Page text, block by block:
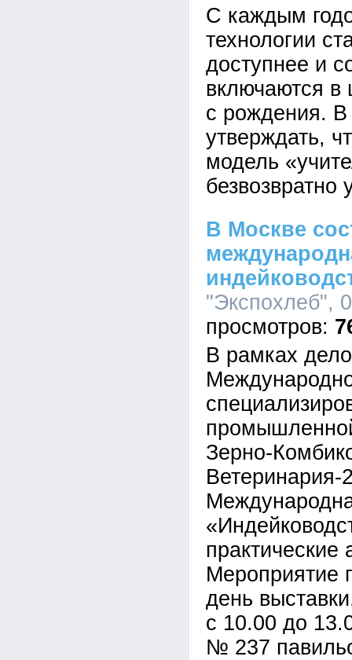
С каждым
технологии
доступнее и
включаются в
с рождения.
утверждать,
модель
безвозвратно
В Москве
"Экспохлеб",
В рамках
Зерно-
Ветеринария-
практические
Мероприятие
день
с 10.00 до
№ 237